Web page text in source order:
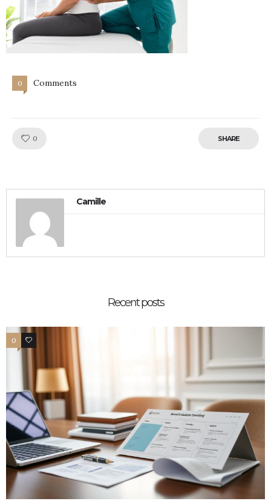
0 Comments
0 SHARE
Camille
Recent posts
0 0